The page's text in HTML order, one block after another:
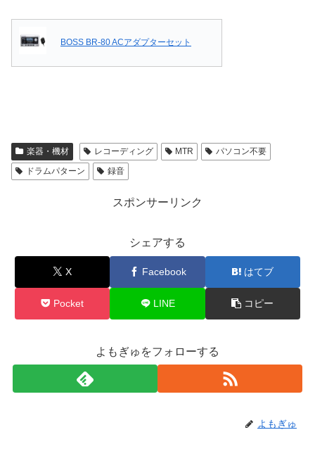
BOSS BR-80 ACアダプターセット
楽器・機材 レコーディング MTR
パソコン不要
ドラムパターン
録音
スポンサーリンク
シェアする
X Facebook はてブ
Pocket LINE コピー
よもぎゅをフォローする
よもぎゅ